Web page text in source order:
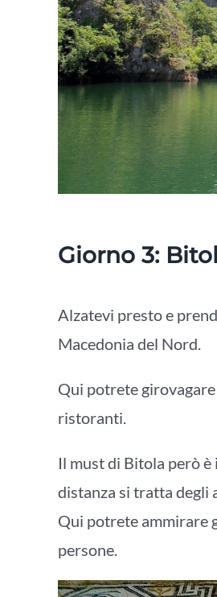
Giorno 3:
Alzatevi presto e
Macedonia del Nord.
Qui potrete
ristoranti.
Il must di Bitola però
distanza si tratta degli
Qui potrete ammirare
persone.